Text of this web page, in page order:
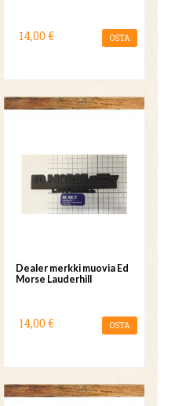
14,00 € OSTA
Dealer merkki muovia Ed
Morse Lauderhill
14,00 € OSTA